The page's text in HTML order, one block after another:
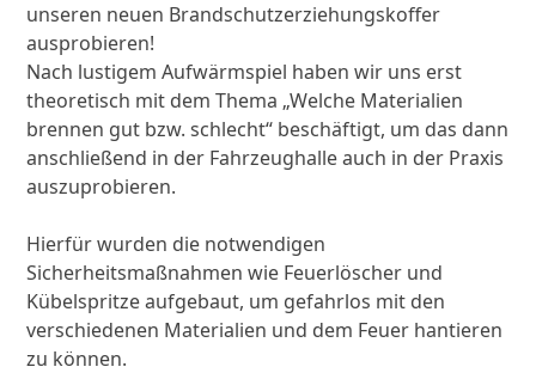
unseren neuen Brandschutzerziehungskoffer
ausprobieren!
Nach lustigem Aufwärmspiel haben wir uns erst
theoretisch mit dem Thema „Welche Materialien
brennen gut bzw. schlecht“ beschäftigt, um das dann
anschließend in der Fahrzeughalle auch in der Praxis
auszuprobieren.
Hierfür wurden die notwendigen
Sicherheitsmaßnahmen wie Feuerlöscher und
Kübelspritze aufgebaut, um gefahrlos mit den
verschiedenen Materialien und dem Feuer hantieren
zu können.